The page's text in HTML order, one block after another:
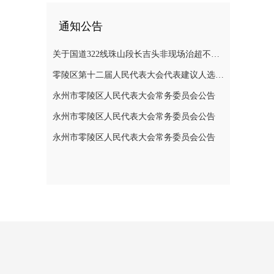
通知公告
关于国道322线珠山段长吉头非现场治超不停车检测系统维修半封闭道路施工的通告
零陵区第十二届人民代表大会代表建议人选公示公告
永州市零陵区人民代表大会常务委员会公告
永州市零陵区人民代表大会常务委员会公告
永州市零陵区人民代表大会常务委员会公告